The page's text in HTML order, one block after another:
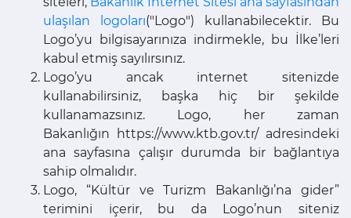
ulaşılan logoları("Logo") kullanabilecektir. Bu
Logo’yu bilgisayarınıza indirmekle, bu İlke’leri
kabul etmiş sayılırsınız.
Logo’yu ancak internet sitenizde
kullanabilirsiniz, başka hiç bir şekilde
kullanamazsınız. Logo, her zaman
Bakanlığın https://www.ktb.gov.tr/ adresindeki
ana sayfasına çalışır durumda bir bağlantıya
sahip olmalıdır.
Logo, “Kültür ve Turizm Bakanlığı’na gider”
terimini içerir, bu da Logo’nun siteniz